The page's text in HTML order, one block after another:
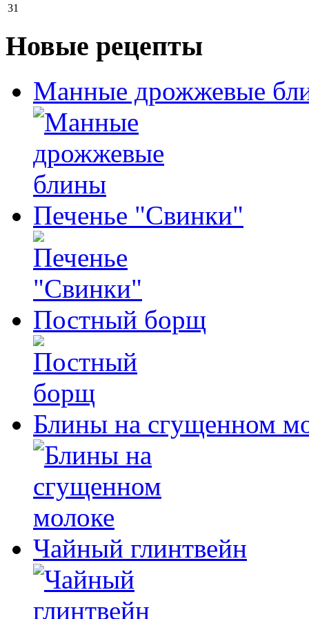
31
Новые рецепты
Манные дрожжевые
Печенье "Свинки"
Постный борщ
Блины на сгущенном
Чайный глинтвейн